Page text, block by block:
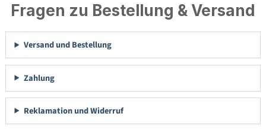
Fragen zu Bestellung & Versand
Versand und Bestellung
Zahlung
Reklamation und Widerruf